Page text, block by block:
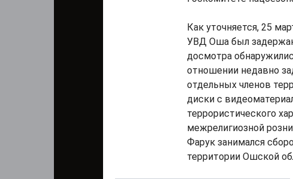
Как уточняется, 25
УВД Оша был
досмотра
отношении недавно
отдельных членов
диски с
террористического
межрелигиозной
Фарук занимался
территории Ошской